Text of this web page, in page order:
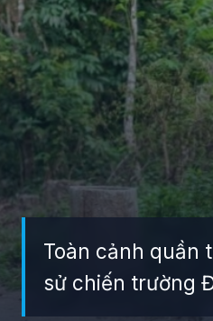
Toàn cảnh quần
sử chiến trường